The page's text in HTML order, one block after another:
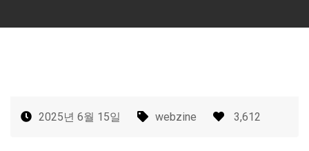
2025년 6월 15일 webzine 3,612